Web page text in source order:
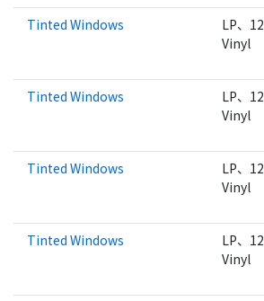
Tinted Windows
LP、
Vinyl
Tinted Windows
LP、
Vinyl
Tinted Windows
LP、
Vinyl
Tinted Windows
LP、
Vinyl